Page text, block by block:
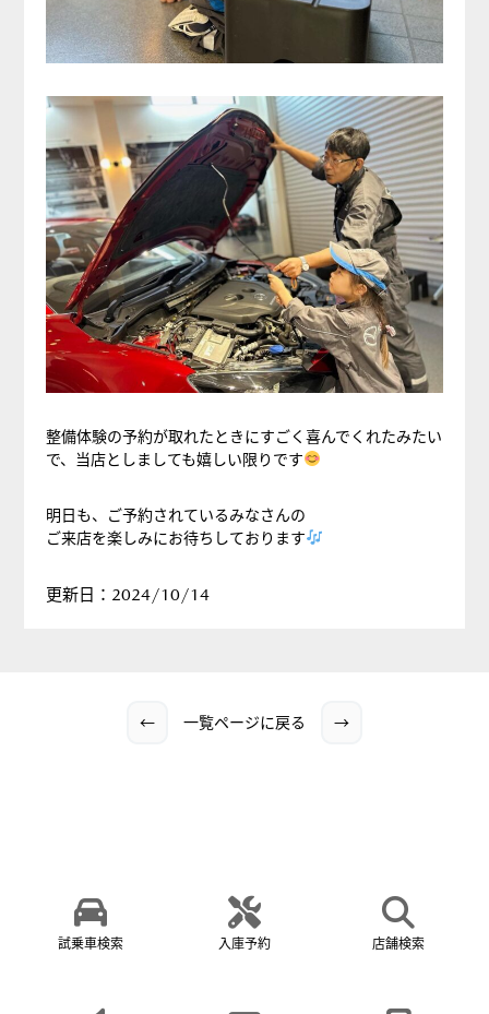
整備体験の予約が取れたときにすごく喜んでくれたみたい
で、当店としましても嬉しい限りです
明日も、ご予約されているみなさんの
ご来店を楽しみにお待ちしております
更新日：2024/10/14
← 一覧ページに戻る →
試乗車検索 入庫予約 店舗検索